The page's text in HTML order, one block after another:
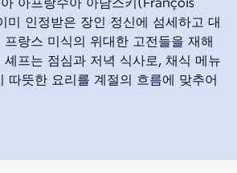
인정받은 장인 정신에 섬세하고 대
랑스 미식의 위대한 고전들을 재해
프는 점심과 저녁 식사로, 채식 메뉴
따뜻한 요리를 계절의 흐름에 맞추어